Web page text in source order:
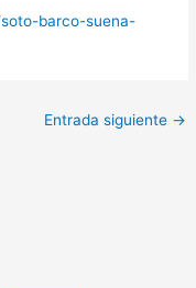
barco-suena-
Entrada siguiente →